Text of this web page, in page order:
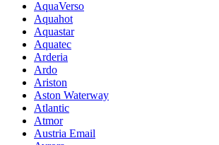
AquaVerso
Aquahot
Aquastar
Aquatec
Arderia
Ardo
Ariston
Aston Waterway
Atlantic
Atmor
Austria Email